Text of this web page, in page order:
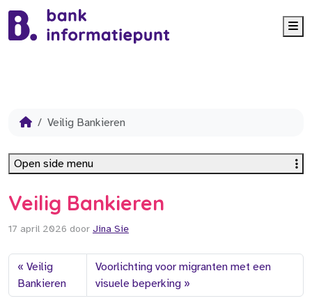
Veilig Bankieren
Veilig Bankieren
17 april 2026 door Jina Sie
Veilig
Bankieren
Voorlichting voor migranten met een
visuele beperking
Open side menu